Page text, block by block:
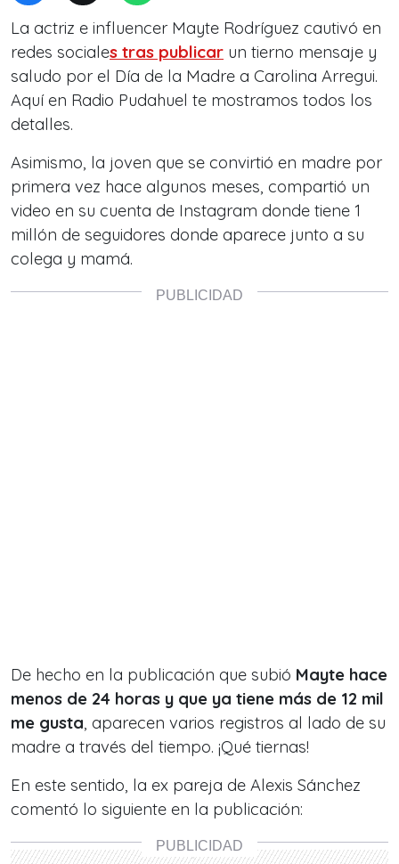
La actriz e influencer Mayte Rodríguez cautivó en
redes sociales tras publicar un tierno mensaje y
saludo por el Día de la Madre a Carolina Arregui.
Aquí en Radio Pudahuel te mostramos todos los
detalles.
Asimismo, la joven que se convirtió en madre por
primera vez hace algunos meses, compartió un
video en su cuenta de Instagram donde tiene 1
millón de seguidores donde aparece junto a su
colega y mamá.
De hecho en la publicación que subió Mayte hace
menos de 24 horas y que ya tiene más de 12 mil
me gusta, aparecen varios registros al lado de su
madre a través del tiempo. ¡Qué tiernas!
En este sentido, la ex pareja de Alexis Sánchez
comentó lo siguiente en la publicación: